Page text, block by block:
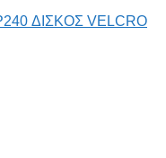
ΔΙΣΚΟΣ VELCRO